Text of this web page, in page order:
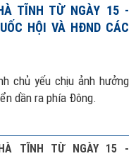
TĨNH TỪ NGÀY 15 -
HỘI VÀ HĐND CÁC
chủ yếu chịu ảnh hưởng
dần ra phía Đông.
TĨNH TỪ NGÀY 15 -